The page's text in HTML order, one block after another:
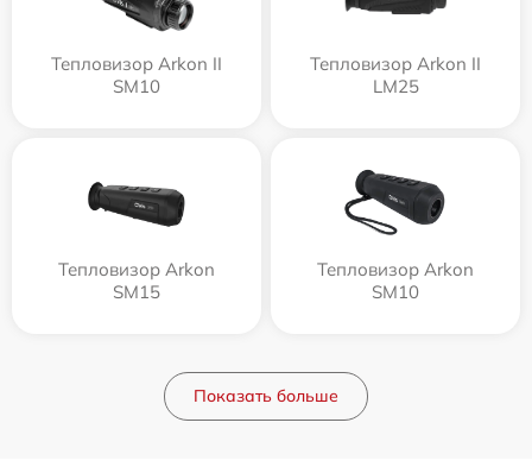
Тепловизор Arkon II
SM10
Тепловизор Arkon II
LM25
Тепловизор Arkon
SM15
Тепловизор Arkon
SM10
Показать больше